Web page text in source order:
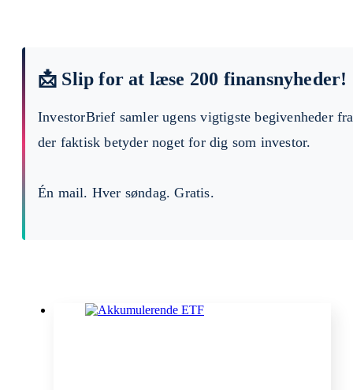
📩 Slip for at læse 200 finansnyheder!
InvestorBrief samler ugens vigtigste begivenheder
der faktisk betyder noget for dig som investor.
Én mail. Hver søndag. Gratis.